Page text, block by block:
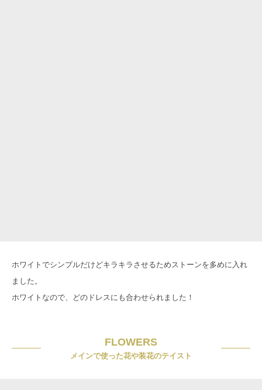
ホワイトでシンプルだけどキラキラさせるためストーンを多めに入れ
ました。
ホワイトなので、どのドレスにも合わせられました！
FLOWERS
メインで使った花や装花のテイスト